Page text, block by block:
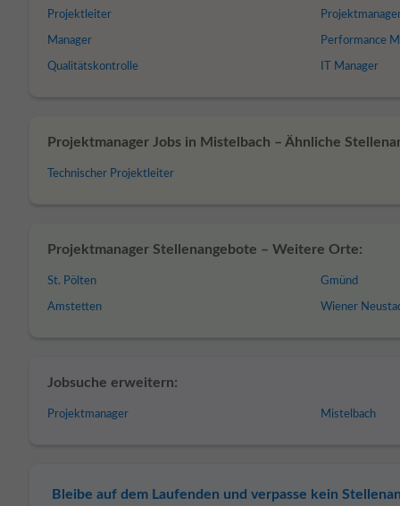
Projektleiter
Manager
Qualitätskontrolle
Performance
IT Manager
Projektmanager Jobs in Mistelbach – Ähnliche
Technischer Projektleiter
Projektmanager Stellenangebote – Weitere Orte:
St. Pölten
Amstetten
Gmünd
Wiener
Jobsuche erweitern:
Projektmanager Mistelbach
Bleibe auf dem Laufenden und verpasse kein